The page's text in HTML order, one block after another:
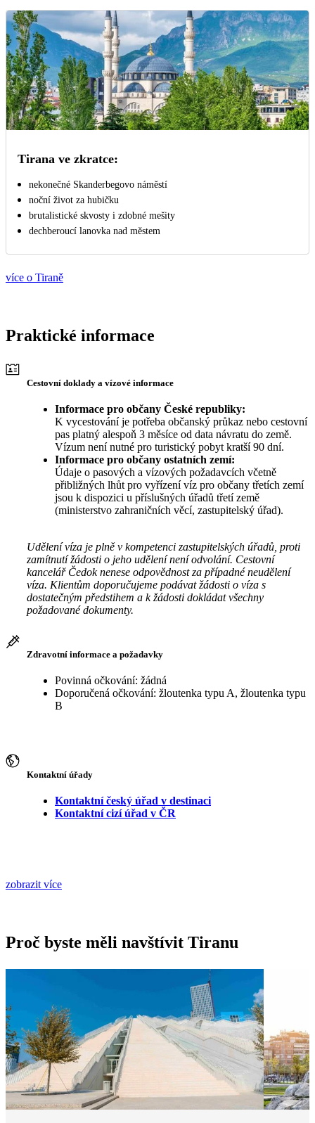
Tirana ve zkratce:
nekonečné Skanderbegovo náměstí
noční život za hubičku
brutalistické skvosty i zdobné mešity
dechberoucí lanovka nad městem
více o Tiraně
Praktické informace
Cestovní doklady a vízové informace
Informace pro občany České republiky:
K vycestování je potřeba občanský průkaz nebo cestovní
pas platný alespoň 3 měsíce od data návratu do země.
Vízum není nutné pro turistický pobyt kratší 90 dní.
Informace pro občany ostatních zemí:
Údaje o pasových a vízových požadavcích včetně
přibližných lhůt pro vyřízení víz pro občany třetích zemí
jsou k dispozici u příslušných úřadů třetí země
(ministerstvo zahraničních věcí, zastupitelský úřad).
Udělení víza je plně v kompetenci zastupitelských úřadů, proti
zamítnutí žádosti o jeho udělení není odvolání. Cestovní
kancelář Čedok nenese odpovědnost za případné neudělení
víza. Klientům doporučujeme podávat žádosti o víza s
dostatečným předstihem a k žádosti dokládat všechny
požadované dokumenty.
Zdravotní informace a požadavky
Povinná očkování: žádná
Doporučená očkování: žloutenka typu A, žloutenka typu
B
Kontaktní úřady
Kontaktní český úřad v destinaci
Kontaktní cizí úřad v ČR
zobrazit více
Proč byste měli navštívit Tiranu